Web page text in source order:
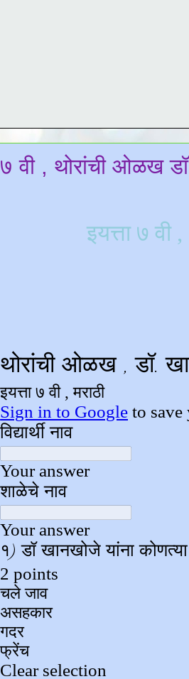
७ वी , थोरांची ओळख
इयत्ता ७ वी ,